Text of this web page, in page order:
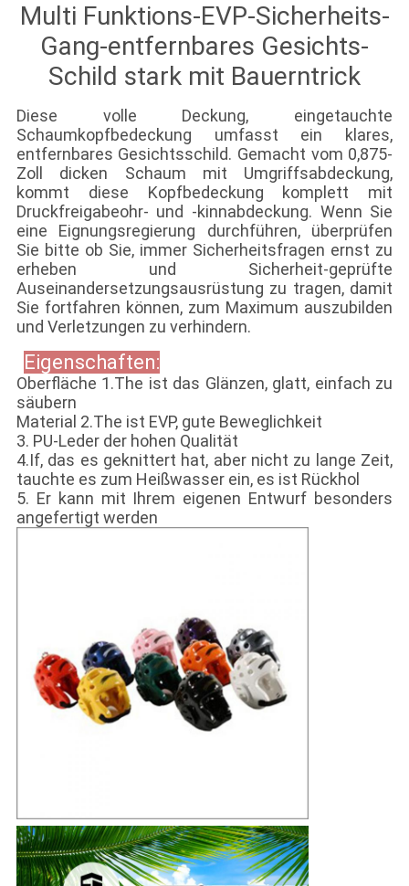
Multi Funktions-EVP-Sicherheits-
Gang-entfernbares Gesichts-
Schild stark mit Bauerntrick
Diese volle Deckung, eingetauchte
Schaumkopfbedeckung umfasst ein klares,
entfernbares Gesichtsschild. Gemacht vom 0,875-
Zoll dicken Schaum mit Umgriffsabdeckung,
kommt diese Kopfbedeckung komplett mit
Druckfreigabeohr- und -kinnabdeckung. Wenn Sie
eine Eignungsregierung durchführen, überprüfen
Sie bitte ob Sie, immer Sicherheitsfragen ernst zu
erheben und Sicherheit-geprüfte
Auseinandersetzungsausrüstung zu tragen, damit
Sie fortfahren können, zum Maximum auszubilden
und Verletzungen zu verhindern.
Eigenschaften:
Oberfläche 1.The ist das Glänzen, glatt, einfach zu
säubern
Material 2.The ist EVP, gute Beweglichkeit
3. PU-Leder der hohen Qualität
4.If, das es geknittert hat, aber nicht zu lange Zeit,
tauchte es zum Heißwasser ein, es ist Rückhol
5. Er kann mit Ihrem eigenen Entwurf besonders
angefertigt werden